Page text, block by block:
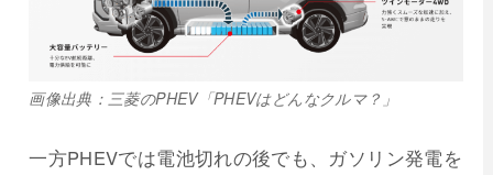
画像出典：三菱のPHEV「PHEVはどんなクルマ？」
一方PHEVでは電池切れの後でも、ガソリン発電を